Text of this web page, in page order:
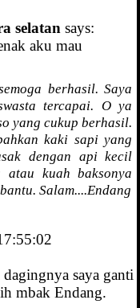
selatan says:
aku mau
berhasil. Saya
tercapai. O ya
yang cukup berhasil.
kaki sapi yang
dengan api kecil
kuah baksonya
Salam....Endang
saya ganti
mbak Endang.